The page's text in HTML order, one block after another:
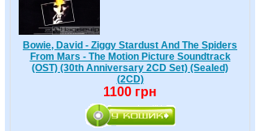
Bowie, David - Ziggy Stardust And The Spiders
From Mars - The Motion Picture Soundtrack
(OST) (30th Anniversary 2CD Set) (Sealed)
(2CD)
1100 грн